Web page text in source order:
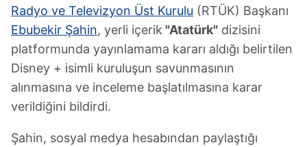
Radyo ve Televizyon Üst Kurulu (RTÜK) Başkanı
Ebubekir Şahin, yerli içerik "Atatürk" dizisini
platformunda yayınlamama kararı aldığı belirtilen
Disney + isimli kuruluşun savunmasının
alınmasına ve inceleme başlatılmasına karar
verildiğini bildirdi.
Şahin, sosyal medya hesabından paylaştığı